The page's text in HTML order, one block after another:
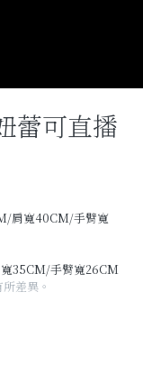
蕾可直播
肩寬40CM/手臂寬
35CM/手臂寬26CM
差異。